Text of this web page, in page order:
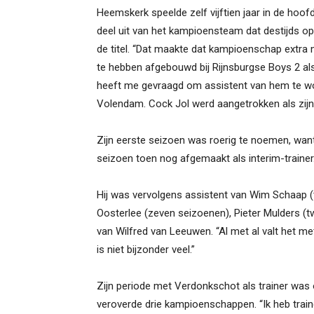
Heemskerk speelde zelf vijftien jaar in de
deel uit van het kampioensteam dat destijds
de titel. “Dat maakte dat kampioenschap
te hebben afgebouwd bij Rijnsburgse Boys 2
heeft me gevraagd om assistent van hem te
Volendam. Cock Jol werd aangetrokken als zijn
Zijn eerste seizoen was roerig te noemen,
seizoen toen nog afgemaakt als interim-
Hij was vervolgens assistent van Wim
Oosterlee (zeven seizoenen), Pieter Mulders
van Wilfred van Leeuwen. “Al met al valt het
is niet bijzonder veel.”
Zijn periode met Verdonkschot als trainer
veroverde drie kampioenschappen. “Ik heb